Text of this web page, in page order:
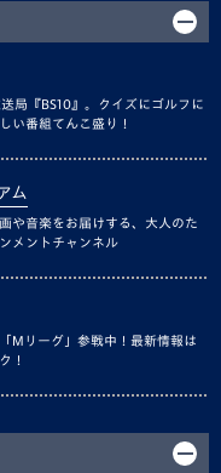
局『BS10』。クイズにゴルフに
い番組てんこ盛り！
ム
や音楽をお届けする、大人のた
メントチャンネル
Mリーグ」参戦中！最新情報は
！